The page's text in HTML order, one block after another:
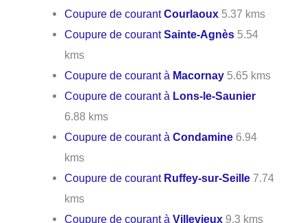
Coupure de courantCourlaoux 5.37 kms
Coupure de courantSainte-Agnès 5.54
kms
Coupure de courant à Macornay 5.65 kms
Coupure de courant à Lons-le-Saunier
6.88 kms
Coupure de courant àCondamine 6.94
kms
Coupure de courant Ruffey-sur-Seille 7.74
kms
Coupure de courant àVillevieux 9.3 kms